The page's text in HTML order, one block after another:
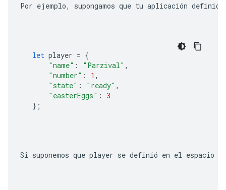
Por ejemplo, supongamos que tu aplicación
let player = {
"name" : "Parzival" ,
"number" : 1 ,
"state" : "ready" ,
"easterEggs" : 3
};
Si suponemos que player se definió en el espacio